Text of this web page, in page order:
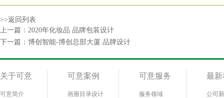
>>返回列表
上一篇： 2020年化妆品 品牌包装设计
下一篇： 博创智能-博创总部大厦 品牌设计
关于可意
可意简介
可意案例
画册目录设计
可意服务
服务领域
最
公司